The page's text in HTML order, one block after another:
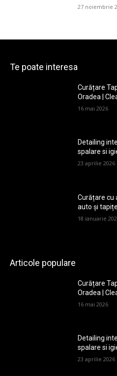
27 noiembrie
Te poate interesa
Curățare
Oradea |
16 mai 2026
Detailing
spalare si
23 aprilie 2026
Curățare cu
auto și
18 ianuarie
Articole populare
Curățare
Oradea |
16 mai 2026
Detailing
spalare si
23 aprilie 2026